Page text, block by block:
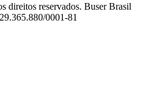
direitos reservados. Buser Brasil
0001-81